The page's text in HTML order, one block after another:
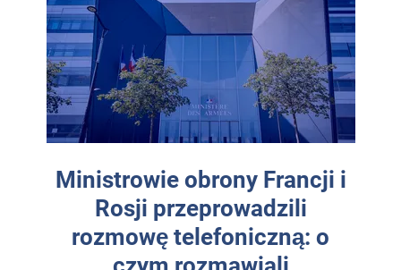
Ministrowie obrony Francji i
Rosji przeprowadzili
rozmowę telefoniczną: o